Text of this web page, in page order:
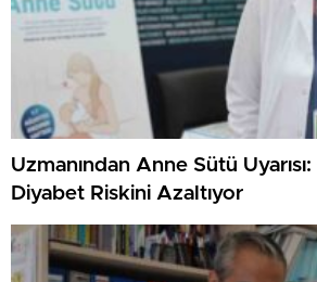
Uzmanından Anne Sütü
Diyabet Riskini Azaltıyor